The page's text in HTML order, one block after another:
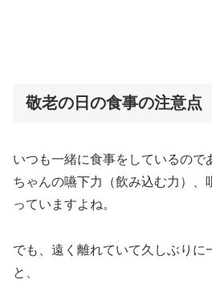
敬老の日の食事の注意点
いつも一緒に食事をしているので
ちゃんの嚥下力（飲み込む力）、
っていますよね。
でも、遠く離れていて久しぶりに
と、